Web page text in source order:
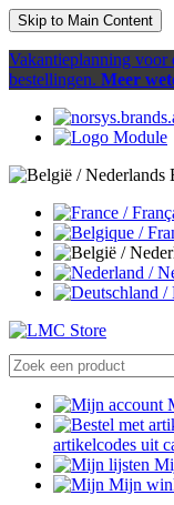
Skip to Main Content
Vakantieplanning
bestellingen. Meer
artikelcodes uit
Mijn